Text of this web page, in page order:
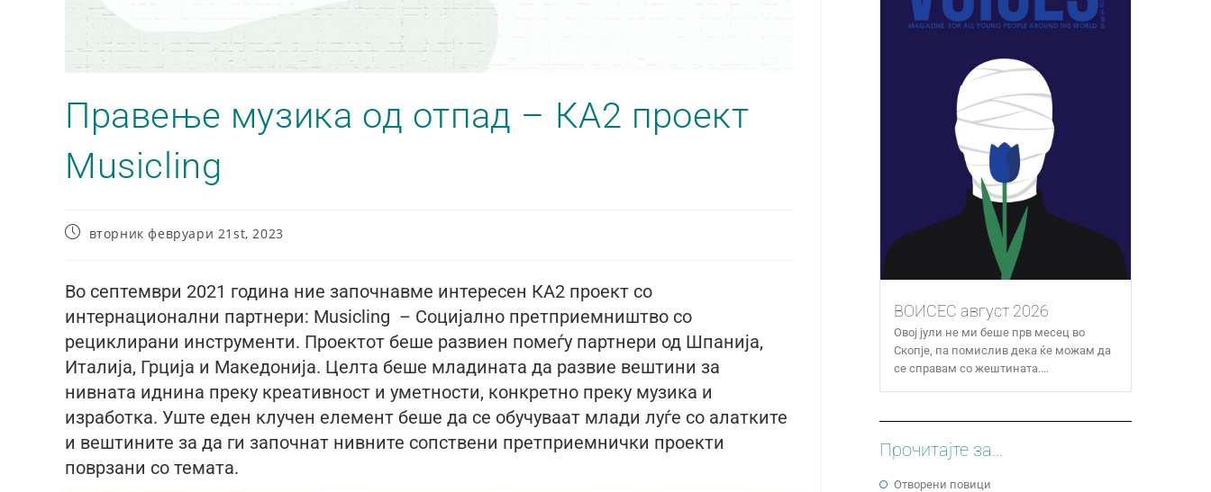
Правење музика од отпад – КА2 проект
Musicling
вторник февруари 21st, 2023
Во септември 2021 година ние започнавме интересен КА2 проект со
интернационални партнери: Musicling – Социјално претприемништво со
рециклирани инструменти. Проектот беше развиен помеѓу партнери од Шпанија,
Италија, Грција и Македонија. Целта беше младината да развие вештини за
нивната иднина преку креативност и уметности, конкретно преку музика и
изработка. Уште еден клучен елемент беше да се обучуваат млади луѓе со алатките
и вештините за да ги започнат нивните сопствени претприемнички проекти
поврзани со темата.
ВОИСЕС август 2026
Овој јули не ми беше прв месец во
Скопје, па помислив дека ќе можам да
се справам со жештината....
Прочитајте за...
Отворени повици